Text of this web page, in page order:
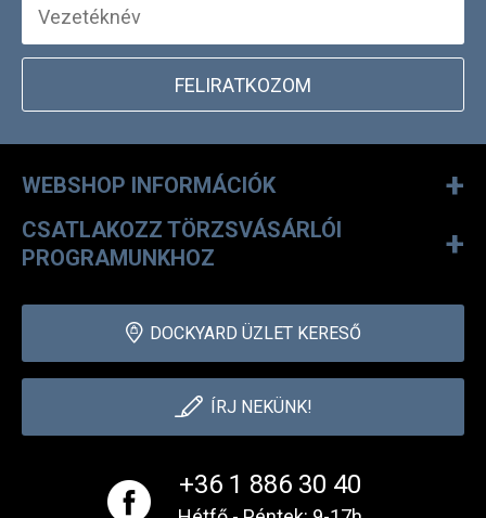
FELIRATKOZOM
WEBSHOP INFORMÁCIÓK +
CSATLAKOZZ TÖRZSVÁSÁRLÓI
PROGRAMUNKHOZ
+
DOCKYARD ÜZLET KERESŐ
+36 1 886 30 40
ÍRJ NEKÜNK!